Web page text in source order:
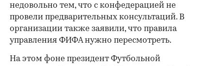
недовольно тем, что с конфедерацией не
провели предварительных консультаций. В
организации также заявили, что правила
управления ФИФА нужно пересмотреть.
На этом фоне президент Футбольной